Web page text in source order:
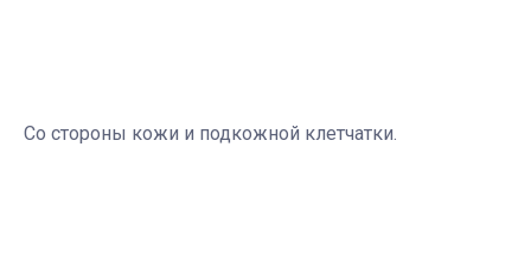
Со стороны кожи и подкожной клетчатки.